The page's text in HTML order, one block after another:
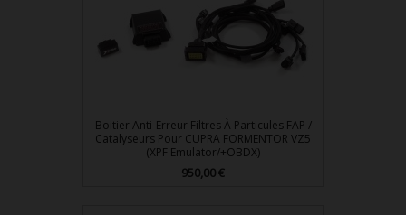
Boitier Anti-Erreur Filtres À Particules FAP /
Catalyseurs Pour CUPRA FORMENTOR VZ5
(XPF Emulator/+OBDX)
Prix
950,00 €